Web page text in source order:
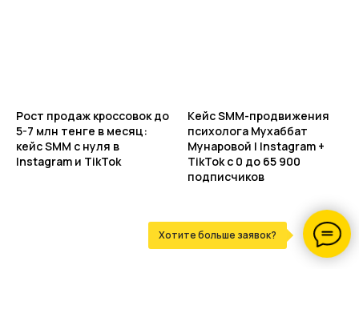
Рост продаж кроссовок до
5-7 млн тенге в месяц:
кейс SMM с нуля в
Instagram и TikTok
Кейс SMM-продвижения
психолога Мухаббат
Мунаровой | Instagram +
TikTok с 0 до 65 900
подписчиков
Хотите больше заявок?